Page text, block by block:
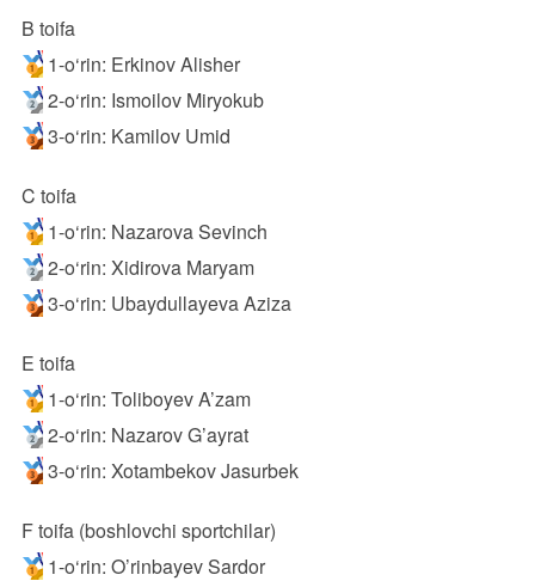
B toifa
1-o‘rin: Erkinov Alisher
2-o‘rin: Ismoilov Miryokub
3-o‘rin: Kamilov Umid
C toifa
1-o‘rin: Nazarova Sevinch
2-o‘rin: Xidirova Maryam
3-o‘rin: Ubaydullayeva Aziza
E toifa
1-o‘rin: Toliboyev A’zam
2-o‘rin: Nazarov G’ayrat
3-o‘rin: Xotambekov Jasurbek
F toifa (boshlovchi sportchilar)
1-o‘rin: O’rinbayev Sardor